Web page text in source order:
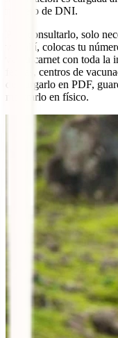
número de DNI.
Para consultarlo, solo
vez allí, colocas tu
ver tu carnet con toda la
fechas, centros de
descargarlo en PDF,
mostrarlo en físico.